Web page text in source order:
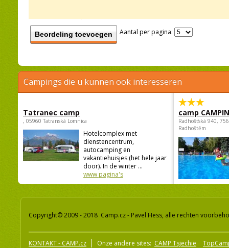
Beordeling toevoegen Aantal per pagina:
Campings die u kunnen ook interesseren
Tatranec camp
, 05960 Tatranská Lomnica
Hotelcomplex met
dienstencentrum,
autocamping en
vakantiehuisjes (het hele jaar
door). In de winter ...
www pagina's
camp
Radhošťská 940,
Radhoštěm
Copyright© 2009 - 2018 Camp.cz - Pavel Hess, alle rechten
KONTAKT - CAMP.cz Onze andere sites: CAMP Tsjechië